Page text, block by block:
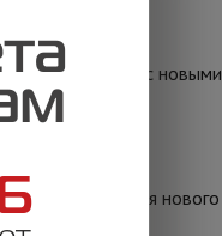
соответствии с новыми
применения нового